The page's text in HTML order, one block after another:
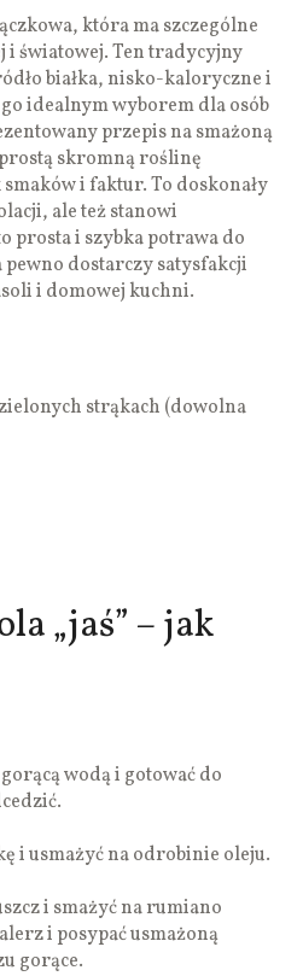
która ma szczególne
i światowej. Ten tradycyjny
białka, nisko-kaloryczne i
idealnym wyborem dla osób
przepis na smażoną
prostą skromną roślinę
i faktur. To doskonały
ale też stanowi
prosta i szybka potrawa do
dostarczy satysfakcji
i domowej kuchni.
zielonych strąkach (dowolna
„jaś” – jak
wodą i gotować do
i usmażyć na odrobinie oleju.
i smażyć na rumiano
i posypać usmażoną
gorące.